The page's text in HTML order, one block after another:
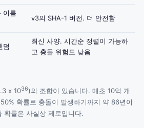
이름
v3의 SHA-1 버전. 더 안전함
덤
최신 사양. 시간순 정렬이 가능하
고 충돌 위험도 낮음
x 1036)의 조합이 있습니다. 매초 10억 개
확률로 충돌이 발생하기까지 약 86년이
확률은 사실상 제로입니다.